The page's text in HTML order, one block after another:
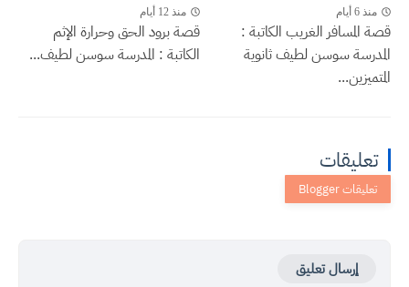
منذ 6 أيام
قصة المسافر الغريب الكاتبة :
المدرسة سوسن لطيف ثانوية
المتميزين...
منذ 12 أيام
قصة برود الحق وحرارة الإثم
الكاتبة : المدرسة سوسن لطيف...
تعليقات
إرسال تعليق